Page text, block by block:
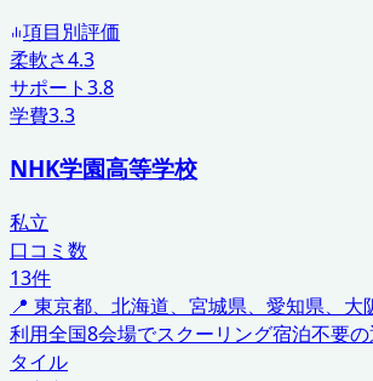
項目別評価
柔軟さ4.3
サポート3.8
学費3.3
NHK学園高等学校
私立
口コミ数
13件
📍 東京都、北海道、宮城県、愛知県、大
利用全国8会場でスクーリング宿泊不要
タイル